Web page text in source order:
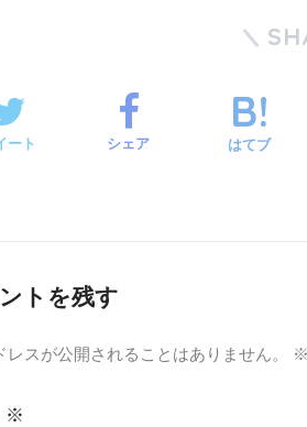
ート シェア はてブ
トを残す
レスが公開されることはありません。 ※
※